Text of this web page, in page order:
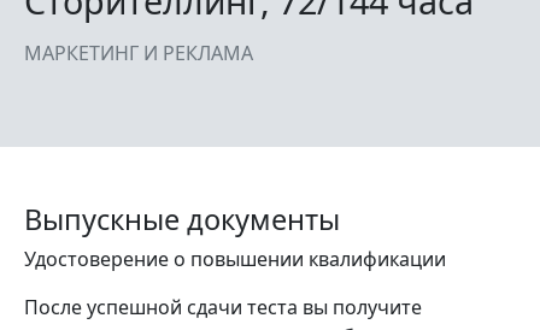
МАРКЕТИНГ И РЕКЛАМА
Выпускные документы
Удостоверение о повышении квалификации
После успешной сдачи теста вы получите